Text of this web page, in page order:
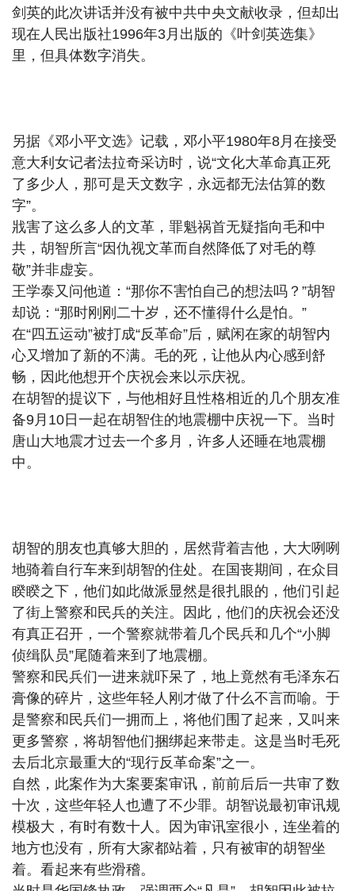
剑英的此次讲话并没有被中共中央文献收录，但却出
现在人民出版社1996年3月出版的《叶剑英选集》
里，但具体数字消失。
另据《邓小平文选》记载，邓小平1980年8月在接受
意大利女记者法拉奇采访时，说“文化大革命真正死
了多少人，那可是天文数字，永远都无法估算的数
字”。
戕害了这么多人的文革，罪魁祸首无疑指向毛和中
共，胡智所言“因仇视文革而自然降低了对毛的尊
敬”并非虚妄。
王学泰又问他道：“那你不害怕自己的想法吗？”胡智
却说：“那时刚刚二十岁，还不懂得什么是怕。”
在“四五运动”被打成“反革命”后，赋闲在家的胡智内
心又增加了新的不满。毛的死，让他从内心感到舒
畅，因此他想开个庆祝会来以示庆祝。
在胡智的提议下，与他相好且性格相近的几个朋友准
备9月10日一起在胡智住的地震棚中庆祝一下。当时
唐山大地震才过去一个多月，许多人还睡在地震棚
中。
胡智的朋友也真够大胆的，居然背着吉他，大大咧咧
地骑着自行车来到胡智的住处。在国丧期间，在众目
睽睽之下，他们如此做派显然是很扎眼的，他们引起
了街上警察和民兵的关注。因此，他们的庆祝会还没
有真正召开，一个警察就带着几个民兵和几个“小脚
侦缉队员”尾随着来到了地震棚。
警察和民兵们一进来就吓呆了，地上竟然有毛泽东石
膏像的碎片，这些年轻人刚才做了什么不言而喻。于
是警察和民兵们一拥而上，将他们围了起来，又叫来
更多警察，将胡智他们捆绑起来带走。这是当时毛死
去后北京最重大的“现行反革命案”之一。
自然，此案作为大案要案审讯，前前后后一共审了数
十次，这些年轻人也遭了不少罪。胡智说最初审讯规
模极大，有时有数十人。因为审讯室很小，连坐着的
地方也没有，所有大家都站着，只有被审的胡智坐
着。看起来有些滑稽。